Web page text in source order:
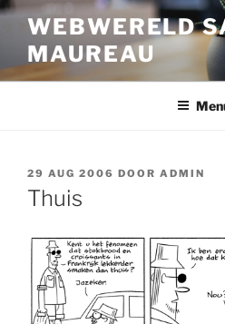
Ga
inhoud
WEBWERELD
MAUREAU
GEPLAATST
OP
29 AUG 2006 DOOR ADMIN
Thuis